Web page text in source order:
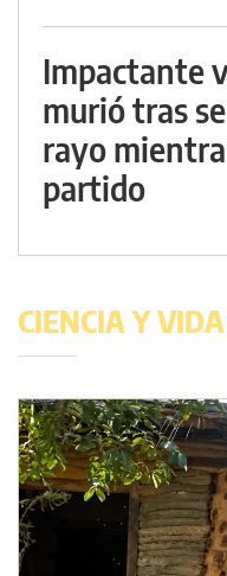
Impactante
murió tras
rayo
partido
CIENCIA Y VIDA